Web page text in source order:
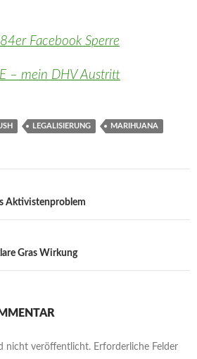
Facebook Sperre
– mein DHV Austritt
LEGALISIERUNG MARIHUANA
Aktivistenproblem
Gras Wirkung
nicht veröffentlicht. Erforderliche Felder